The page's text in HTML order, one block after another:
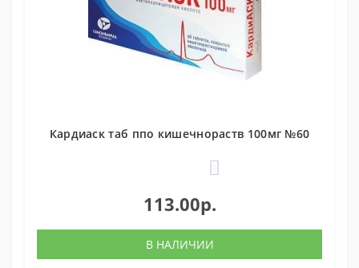
Кардиаск таб ппо кишечнораств 100мг №60
113.00р.
В НАЛИЧИИ